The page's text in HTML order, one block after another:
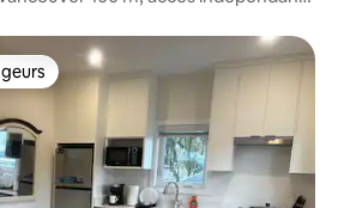
centres commerciaux, restaurants
intérieure calme, une chambre,